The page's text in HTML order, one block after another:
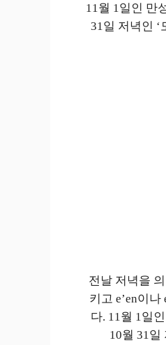
11월 1일인 만
31일 저녁인 ‘
전날 저녁을
키고 e’en이
다. 11월 1일
10월 31일